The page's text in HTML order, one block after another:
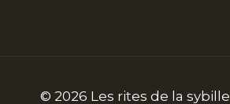
© 2026 Les rites de la sybille